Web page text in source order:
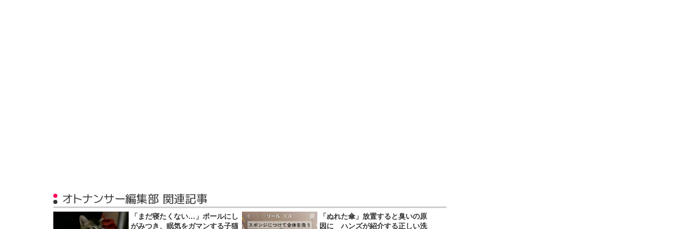
オトナンサー編集部 関連記事
「まだ寝たくない…」ポールにし
がみつき、眠気をガマンする子猫
「ぬれた傘」放置すると臭いの原
因に ハンズが紹介する正しい洗